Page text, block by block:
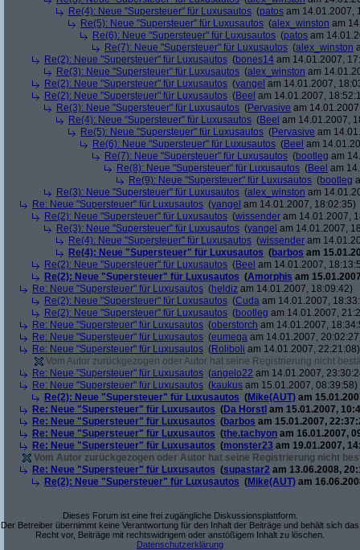
Re(4): Neue "Supersteuer" für Luxusautos (patos am 14.01.2007,
Re(5): Neue "Supersteuer" für Luxusautos (alex_winston am
Re(6): Neue "Supersteuer" für Luxusautos (patos am
Re(7): Neue "Supersteuer" für Luxusautos (alex_winston
Re(2): Neue "Supersteuer" für Luxusautos (bones14 am 14.01.2007,
Re(3): Neue "Supersteuer" für Luxusautos (alex_winston am
Re(2): Neue "Supersteuer" für Luxusautos (yangel am 14.01.2007,
Re(2): Neue "Supersteuer" für Luxusautos (Beel am 14.01.2007,
Re(3): Neue "Supersteuer" für Luxusautos (Pervasive am
Re(4): Neue "Supersteuer" für Luxusautos (Beel am 14.01.2007,
Re(5): Neue "Supersteuer" für Luxusautos (Pervasive am
Re(6): Neue "Supersteuer" für Luxusautos (Beel am
Re(7): Neue "Supersteuer" für Luxusautos (bootleg am
Re(8): Neue "Supersteuer" für Luxusautos (Beel am
Re(9): Neue "Supersteuer" für Luxusautos (bootleg
Re(3): Neue "Supersteuer" für Luxusautos (alex_winston am
Re: Neue "Supersteuer" für Luxusautos (yangel am 14.01.2007, 18:02:35)
Re(2): Neue "Supersteuer" für Luxusautos (wissender am 14.01.2007,
Re(3): Neue "Supersteuer" für Luxusautos (yangel am 14.01.2007,
Re(4): Neue "Supersteuer" für Luxusautos (wissender am
Re(4): Neue "Supersteuer" für Luxusautos (barbos am
Re(2): Neue "Supersteuer" für Luxusautos (Beel am 14.01.2007,
Re(2): Neue "Supersteuer" für Luxusautos (Amorphis am
Re: Neue "Supersteuer" für Luxusautos (heldiz am 14.01.2007, 18:09:42)
Re(2): Neue "Supersteuer" für Luxusautos (Cuda am 14.01.2007,
Re(2): Neue "Supersteuer" für Luxusautos (bootleg am 14.01.2007,
Re: Neue "Supersteuer" für Luxusautos (oberstorch am 14.01.2007,
Re: Neue "Supersteuer" für Luxusautos (eumega am 14.01.2007,
Re: Neue "Supersteuer" für Luxusautos (Roliboli am 14.01.2007, 22:21:08)
Vom Autor zurückgezogen oder Autor hat seine Registrierung nicht
Re: Neue "Supersteuer" für Luxusautos (angelo22 am 14.01.2007,
Re: Neue "Supersteuer" für Luxusautos (kaukus am 15.01.2007, 08:39:58)
Re(2): Neue "Supersteuer" für Luxusautos (Mike(AUT) am
Re: Neue "Supersteuer" für Luxusautos (Da Horstl am 15.01.2007,
Re: Neue "Supersteuer" für Luxusautos (barbos am 15.01.2007,
Re: Neue "Supersteuer" für Luxusautos (the.tachyon am 16.01.2007,
Re: Neue "Supersteuer" für Luxusautos (monster23 am 19.01.2007,
Vom Autor zurückgezogen oder Autor hat seine Registrierung nicht
Re: Neue "Supersteuer" für Luxusautos (supastar2 am 13.06.2008,
Re(2): Neue "Supersteuer" für Luxusautos (Mike(AUT) am
Dieses Forum ist eine frei zugängliche Diskussionsplattform.
Der Betreiber übernimmt keine Verantwortung für den Inhalt der Beiträge und behält sich das
Recht vor, Beiträge mit rechtswidrigem oder anstößigem Inhalt zu löschen.
Datenschutzerklärung